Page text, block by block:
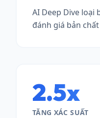
AI Deep Dive loại
đánh giá bản
2.5x
TĂNG XÁC SUẤT